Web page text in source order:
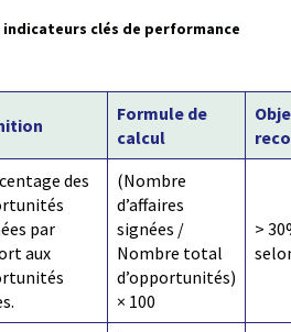
clés de performance
Formule de
calcul
des
par
aux
(Nombre
d’affaires
signées /
Nombre total
d’opportunités)
× 100
>